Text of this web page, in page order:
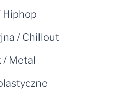
Hiphop
/ Chillout
/ Metal